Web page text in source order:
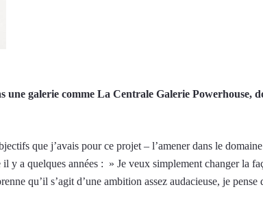
une galerie comme La Centrale Galerie Powerhouse,
que j’avais pour ce projet – l’amener dans le
y a quelques années : » Je veux simplement changer la
qu’il s’agit d’une ambition assez audacieuse, je